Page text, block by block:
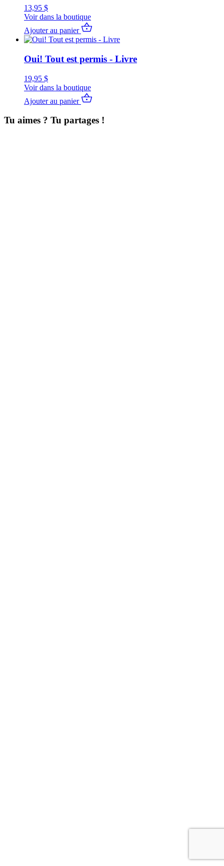
13,95 $
Voir dans la boutique
Ajouter au panier
Oui! Tout est permis - Livre
19,95 $
Voir dans la boutique
Ajouter au panier
Tu aimes ? Tu partages !